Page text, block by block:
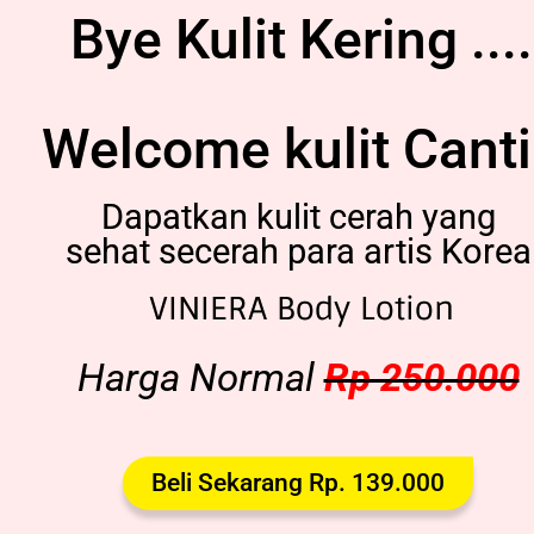
Bye Kulit Kering ....
Welcome kulit
Dapatkan kulit cerah yang
sehat secerah para artis Korea
VINIERA Body Lotion
Harga NormalRp 250.000
Beli Sekarang Rp. 139.000